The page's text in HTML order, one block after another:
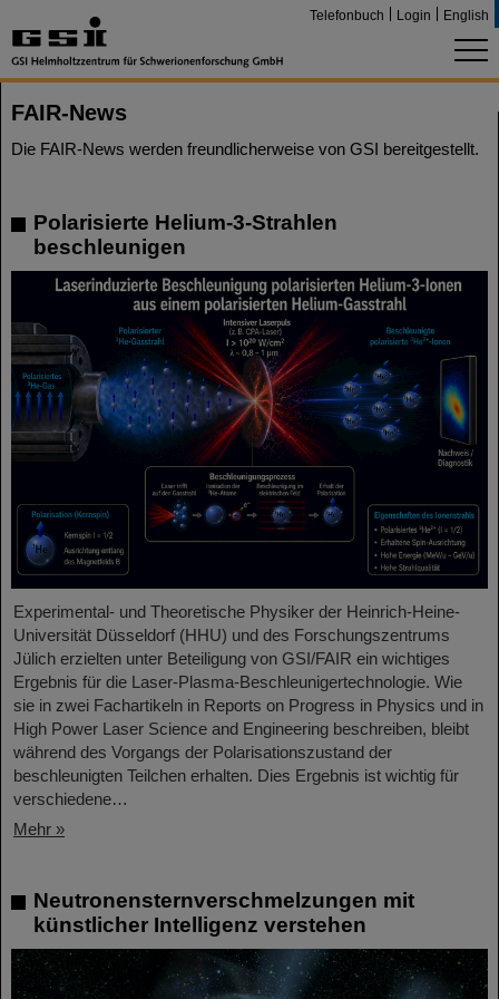
Telefonbuch Login English
FAIR-News
Die FAIR-News werden freundlicherweise von GSI bereitgestellt.
Polarisierte Helium-3-Strahlen
beschleunigen
Experimental- und Theoretische Physiker der Heinrich-Heine-
Universität Düsseldorf (HHU) und des Forschungszentrums
Jülich erzielten unter Beteiligung von GSI/FAIR ein wichtiges
Ergebnis für die Laser-Plasma-Beschleunigertechnologie. Wie
sie in zwei Fachartikeln in Reports on Progress in Physics und in
High Power Laser Science and Engineering beschreiben, bleibt
während des Vorgangs der Polarisationszustand der
beschleunigten Teilchen erhalten. Dies Ergebnis ist wichtig für
verschiedene…
Mehr »
Neutronensternverschmelzungen mit
künstlicher Intelligenz verstehen